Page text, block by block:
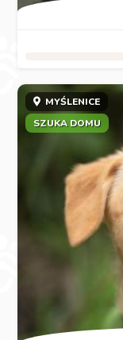
MYŚLENICE
SZUKA DOMU